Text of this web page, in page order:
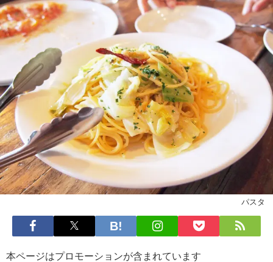
パスタ
本ページはプロモーションが含まれています